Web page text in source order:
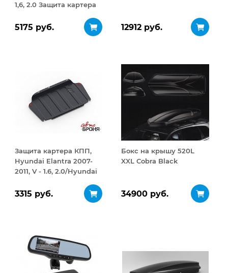
1,6, 2.0 Защита картера
5175 руб. 12912 руб.
Защита картера КПП,
Hyundai Elantra 2007-
2011, V - 1.6, 2.0/Hyundai
1.6/Ki
3315 руб.
Бокс на крышу 520L
XXL Cobra Black
34900 руб.